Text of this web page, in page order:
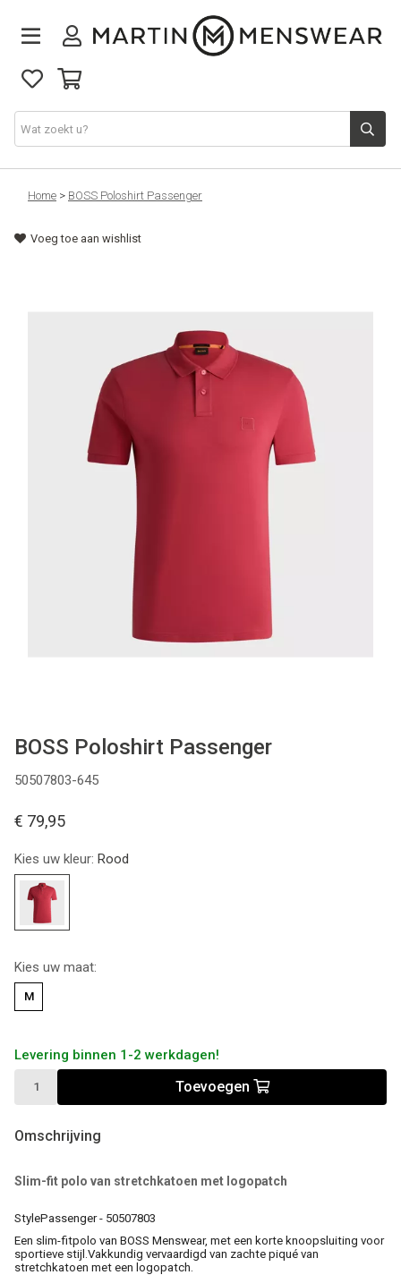
Nieuw binnen
Collectie
Home > BOSS Poloshirt Passenger
Voeg toe aan wishlist
BOSS Poloshirt Passenger
50507803-645
€ 79,95
Kies uw kleur: Rood
Kies uw maat:
M
Levering binnen 1-2 werkdagen!
Toevoegen
Omschrijving
Slim-fit polo van stretchkatoen met logopatch
StylePassenger - 50507803
Een slim-fitpolo van BOSS Menswear, met een korte knoopsluiting voor
sportieve stijl.Vakkundig vervaardigd van zachte piqué van
stretchkatoen met een logopatch.